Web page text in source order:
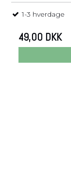
1-3 hverdage
49,00 DKK